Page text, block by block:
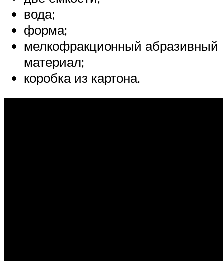
вода;
форма;
мелкофракционный абразивный
материал;
коробка из картона.